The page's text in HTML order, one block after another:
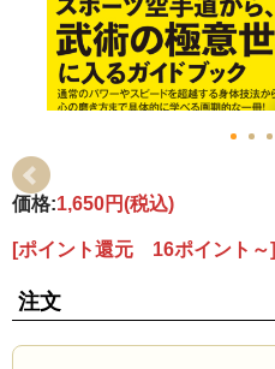
価格:1,650円(税込)
[ポイント還元 16ポイント～]
注文